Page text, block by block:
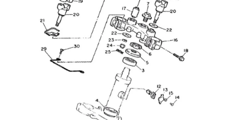
DR 650 RE - SP45
DR 650 RS - SP42B
DR 650 RSE - SP43B
1991-
1996
DR 800 S Big - SR42B
GN 250 - NJ42AD